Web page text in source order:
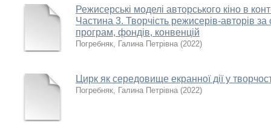
Режисерські моделі авторського кіно в
Частина 3. Творчість режисерів-авторів
програм, фондів, конвенцій
Погребняк, Галина Петрівна (2022)
Цирк як середовище екранної дії у
Погребняк, Галина Петрівна (2022)